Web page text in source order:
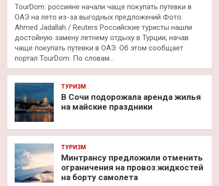
TourDom: россияне начали чаще покупать путевки в
ОАЭ на лето из-за выгодных предложений Фото:
Ahmed Jadallah / Reuters Российские туристы нашли
достойную замену летнему отдыху в Турции, начав
чаще покупать путевки в ОАЭ. Об этом сообщает
портал TourDom. По словам…
ТУРИЗМ
В Сочи подорожала аренда жилья
на майские праздники
ТУРИЗМ
Минтрансу предложили отменить
ограничения на провоз жидкостей
на борту самолета